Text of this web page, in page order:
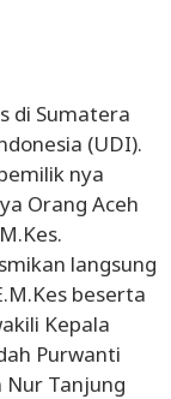
di Sumatera
(UDI).
nya
Orang Aceh
langsung
beserta
Kepala
Purwanti
Nur Tanjung